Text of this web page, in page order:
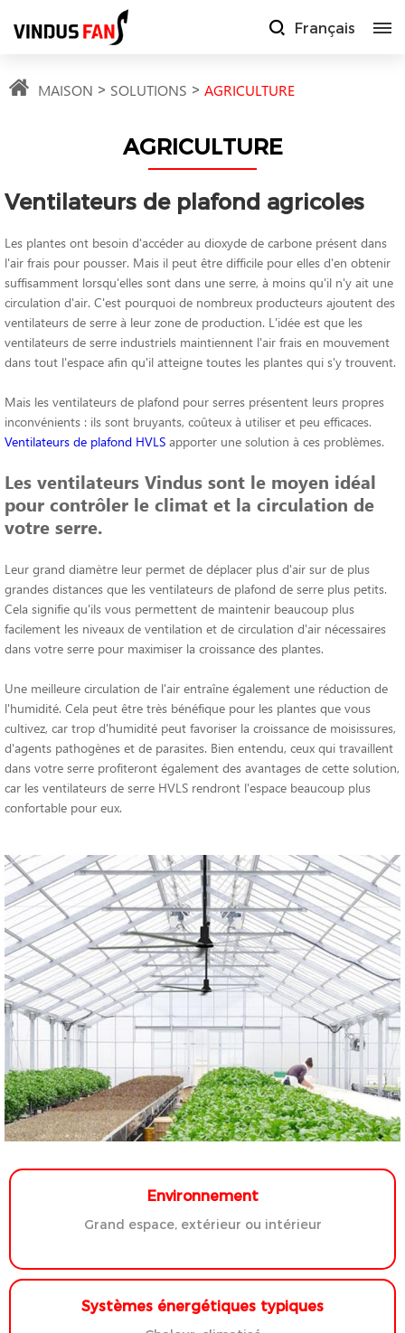
Français
MAISON SOLUTIONS AGRICULTURE
AGRICULTURE
Ventilateurs de plafond agricoles
Les plantes ont besoin d'accéder au dioxyde de carbone présent dans
l'air frais pour pousser. Mais il peut être difficile pour elles d'en obtenir
suffisamment lorsqu'elles sont dans une serre, à moins qu'il n'y ait une
circulation d'air. C'est pourquoi de nombreux producteurs ajoutent des
ventilateurs de serre à leur zone de production. L'idée est que les
ventilateurs de serre industriels maintiennent l'air frais en mouvement
dans tout l'espace afin qu'il atteigne toutes les plantes qui s'y trouvent.
Mais les ventilateurs de plafond pour serres présentent leurs propres
inconvénients : ils sont bruyants, coûteux à utiliser et peu efficaces.
Ventilateurs de plafond HVLSapporter une solution à ces problèmes.
Les ventilateurs Vindus sont le moyen idéal
pour contrôler le climat et la circulation de
votre serre.
Leur grand diamètre leur permet de déplacer plus d'air sur de plus
grandes distances que les ventilateurs de plafond de serre plus petits.
Cela signifie qu'ils vous permettent de maintenir beaucoup plus
facilement les niveaux de ventilation et de circulation d'air nécessaires
dans votre serre pour maximiser la croissance des plantes.
Une meilleure circulation de l'air entraîne également une réduction de
l'humidité. Cela peut être très bénéfique pour les plantes que vous
cultivez, car trop d'humidité peut favoriser la croissance de moisissures,
d'agents pathogènes et de parasites. Bien entendu, ceux qui travaillent
dans votre serre profiteront également des avantages de cette solution,
car les ventilateurs de serre HVLS rendront l'espace beaucoup plus
confortable pour eux.
Environnement
Grand espace, extérieur ou intérieur
Systèmes énergétiques typiques